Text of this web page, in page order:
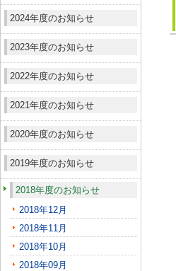
2024年度のお知らせ
2023年度のお知らせ
2022年度のお知らせ
2021年度のお知らせ
2020年度のお知らせ
2019年度のお知らせ
2018年度のお知らせ
2018年12月
2018年11月
2018年10月
2018年09月